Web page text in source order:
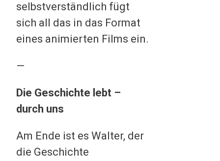
selbstverständlich fügt
sich all das in das Format
eines animierten Films ein.
—
Die Geschichte lebt –
durch uns
Am Ende ist es Walter, der
die Geschichte